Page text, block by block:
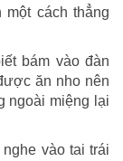
một cách thẳng
bám vào đàn
ăn nho nên
ngoài miệng lại
vào tai trái